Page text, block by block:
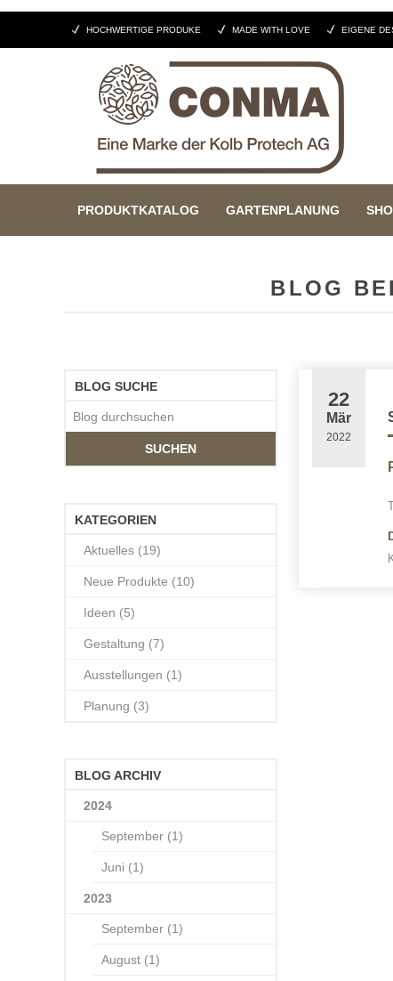
HOCHWERTIGE PRODUKE MADE WITH LOVE EIGENE
PRODUKTKATALOG GARTENPLANUNG
BLOG
22
Mär
2022
BLOG SUCHE
SUCHEN
KATEGORIEN
Aktuelles (19)
Neue Produkte (10)
Ideen (5)
Gestaltung (7)
Ausstellungen (1)
Planung (3)
BLOG ARCHIV
2024
September (1)
Juni (1)
2023
September (1)
August (1)